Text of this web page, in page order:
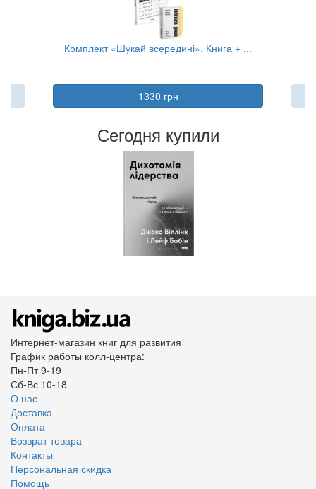
Комплект «Шукай всередині». Книга + ...
1330 грн
Сегодня купили
Интернет-магазин книг для развития
График работы колл-центра:
Пн-Пт 9-19
Сб-Вс 10-18
О нас
Доставка
Оплата
Возврат товара
Контакты
Персональная скидка
Помощь